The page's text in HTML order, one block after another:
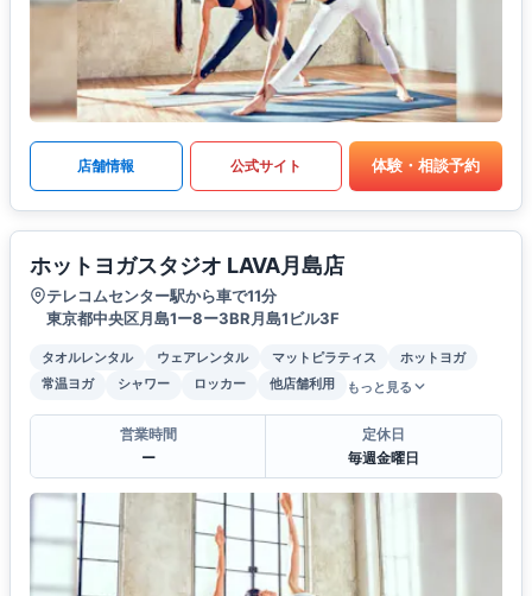
店舗情報 公式サイト 体験・相談予約
ホットヨガスタジオ LAVA月島店
テレコムセンター駅から車で11分
東京都中央区月島1ー8ー3BR月島1ビル3F
タオルレンタル ウェアレンタル マットピラティス
ホットヨガ
常温ヨガ
シャワー ロッカー 他店舗利用 もっと見る
営業時間
ー
定休日
毎週金曜日